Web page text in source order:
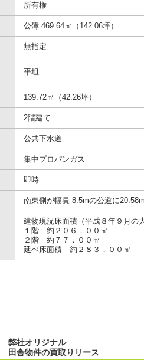
所有権
公簿 469.64㎡（142.06坪）
無指定
平坦
139.72㎡（42.26坪）
2階建て
公共下水道
集中プロパンガス
即時
南東側が幅員 8.5mの公道に
建物現況床面積（平成８年９月の
１階 約２０６．００㎡
２階 約７７．００㎡
延べ床面積 約２８３．００㎡
弊社オリジナル
田舎物件の買取りリース